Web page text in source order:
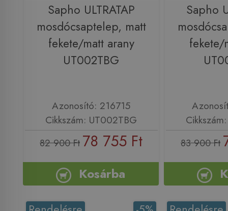
Sapho ULTRATAP
mosdócsaptelep, matt
fekete/matt arany
UT002TBG
Azonosító: 216715
Cikkszám: UT002TBG
82 900 Ft 78 755 Ft
Kosárba
Sapho
fekete/
83 900 Ft